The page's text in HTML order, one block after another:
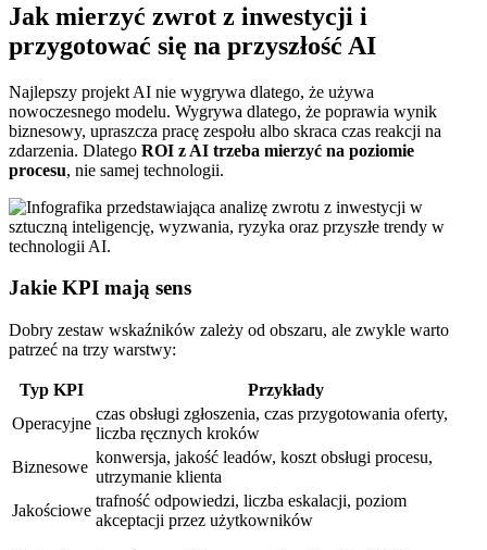
Jak mierzyć zwrot z inwestycji i
przygotować się na przyszłość AI
Najlepszy projekt AI nie wygrywa dlatego, że używa
nowoczesnego modelu. Wygrywa dlatego, że poprawia wynik
biznesowy, upraszcza pracę zespołu albo skraca czas reakcji na
zdarzenia. Dlatego ROI z AI trzeba mierzyć na poziomie
procesu, nie samej technologii.
Jakie KPI mają sens
Dobry zestaw wskaźników zależy od obszaru, ale zwykle warto
patrzeć na trzy warstwy:
Typ KPI
Przykłady
Operacyjne
czas obsługi zgłoszenia, czas przygotowania oferty,
liczba ręcznych kroków
Biznesowe
konwersja, jakość leadów, koszt obsługi procesu,
utrzymanie klienta
Jakościowe
trafność odpowiedzi, liczba eskalacji, poziom
akceptacji przez użytkowników